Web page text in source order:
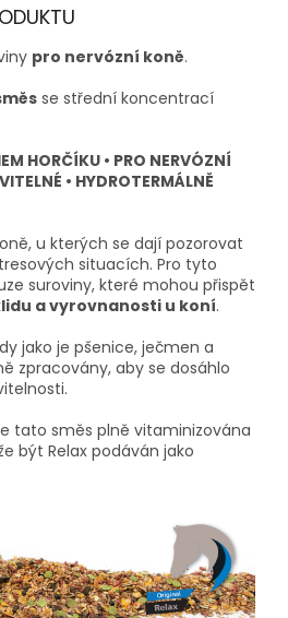
pro nervózní koně.
se střední koncentrací
HORČÍKU • PRO NERVÓZNÍ
• HYDROTERMÁLNĚ
u kterých se dají pozorovat
situacích. Pro tyto
suroviny, které mohou přispět
a vyrovnanosti u koní.
jako je pšenice, ječmen a
zpracovány, aby se dosáhlo
tato směs plně vitaminizována
být Relax podáván jako